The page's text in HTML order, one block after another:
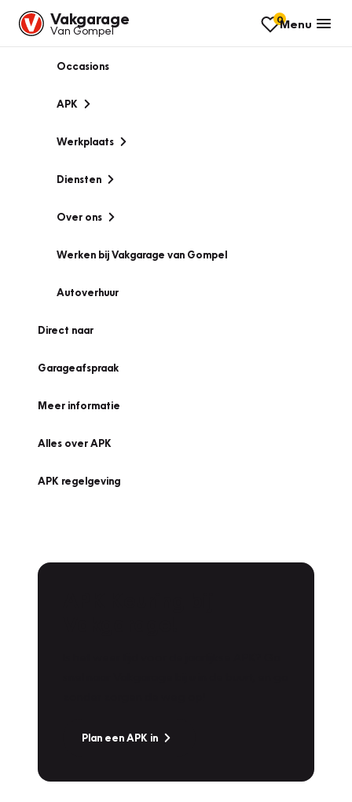
Vakgarage
Van Gompel
0Menu
Occasions
APK
Werkplaats
Diensten
Over ons
Werken bij Vakgarage van Gompel
Autoverhuur
Direct naar
Garageafspraak
Meer informatie
Alles over APK
APK regelgeving
Plan een APK in